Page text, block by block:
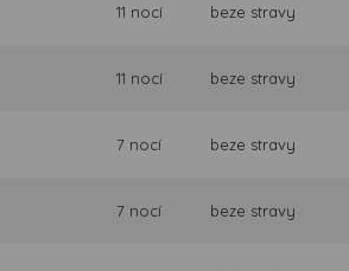
11 nocí beze stravy
11 nocí beze stravy
7 nocí beze stravy
7 nocí beze stravy